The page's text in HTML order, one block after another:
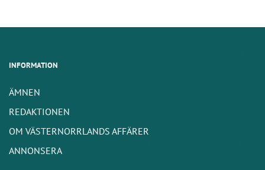
INFORMATION
ÄMNEN
REDAKTIONEN
OM VÄSTERNORRLANDS AFFÄRER
ANNONSERA